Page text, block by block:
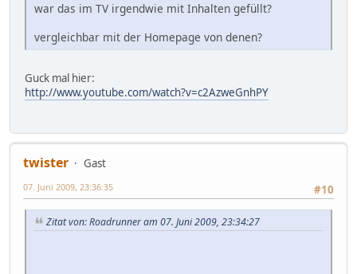
war das im TV irgendwie mit Inhalten gefüllt?
vergleichbar mit der Homepage von denen?
Guck mal hier:
http://www.youtube.com/watch?v=c2AzweGnhPY
twister
Gast
#10
07. Juni 2009, 23:36:35
Zitat von: Roadrunner am 07. Juni 2009, 23:34:27